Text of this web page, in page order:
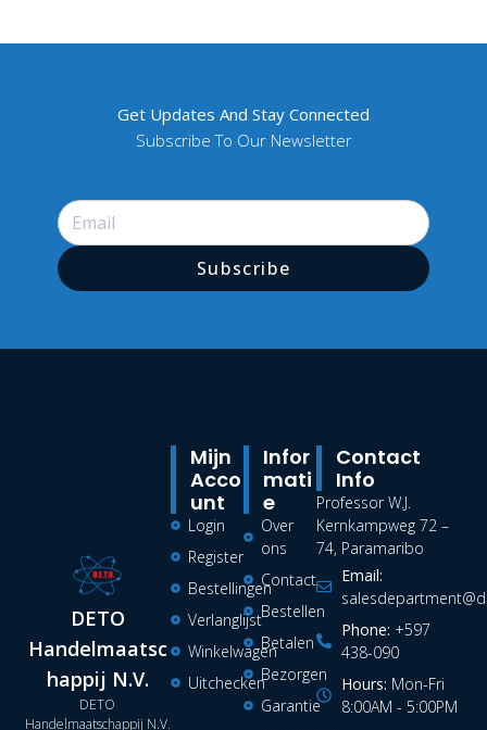
Get Updates And Stay Connected
Subscribe To Our Newsletter
Subscribe
DETO
Handelmaatsc
happij N.V.
DETO
Handelmaatschappij N.V.
Infor
Mati
E
Over
ons
Contact
Bestellen
Betalen
Bezorgen
Garantie
Mijn
Acco
Unt
Login
Register
Bestellingen
Verlanglijst
Winkelwagen
Uitchecken
Contact
Info
Professor W.J.
Kernkampweg 72 –
74, Paramaribo
Email:
Phone: +597
438-090
Hours: Mon-Fri
8:00AM - 5:00PM